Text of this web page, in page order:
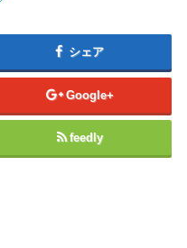
シェア
Google+
feedly